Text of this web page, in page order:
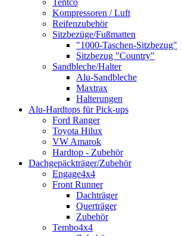
Tentco
Kompressoren / Luft
Reifenzubehör
Sitzbezüge/Fußmatten
"1000-Taschen-Sitzbezug"
Sitzbezug "Country"
Sandbleche/Halter
Alu-Sandbleche
Maxtrax
Halterungen
Alu-Hardtops für Pick-ups
Ford Ranger
Toyota Hilux
VW Amarok
Hardtop - Zubehör
Dachgepäckträger/Zubehör
Engage4x4
Front Runner
Dachträger
Querträger
Zubehör
Tembo4x4